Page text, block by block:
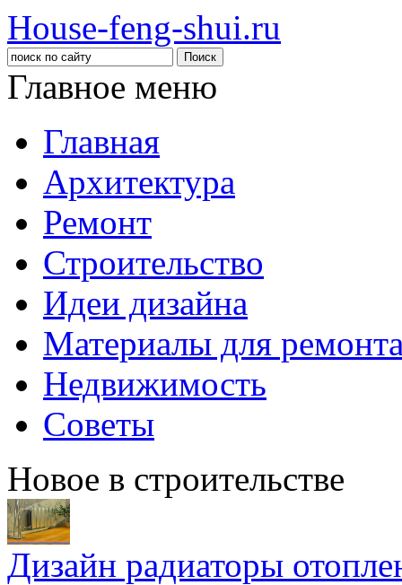
House-feng-shui.ru
Главное меню
Главная
Архитектура
Ремонт
Строительство
Идеи дизайна
Материалы для
Недвижимость
Советы
Новое в строительстве
Дизайн радиаторы